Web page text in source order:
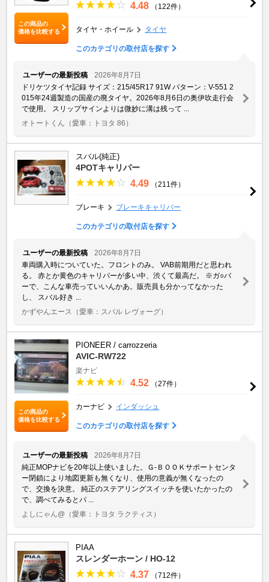
この商品の
価格を比較する
4.48 （122件）
タイヤ・ホイール タイヤ
このカテゴリの取付店を探す
ユーザーの最新投稿
2026年8月7日
ドリケツタイヤ記録 サイズ：215/45R17 91W パターン：V-551 2
015年24週製造の国産の廃タイヤ。2026年8月6日の奥伊吹走行会
で使用。 スリップサインよりは微妙に溝は残って ...
オトートくん （愛車：トヨタ 86）
スバル(純正)
4POTキャリパー
4.49 （211件）
ブレーキ ブレーキキャリパー
このカテゴリの取付店を探す
ユーザーの最新投稿
2026年8月7日
車両購入時についていた。フロントのみ。 VAB前期用だと思われ
る。 赤とか黄色のキャリパーが多い中、渋くて最高だ。 ※ガ○バ
ーで、こんな車売っていいんかあ。販売員も分かってなかった
し、 スバル好き ...
かずやんエース
（愛車：スバル レヴォーグ）
この商品の
価格を比較する
PIONEER / carrozzeria
AVIC-RW722
楽ナビ
4.52 （27件）
カーナビ インダッシュ
このカテゴリの取付店を探す
ユーザーの最新投稿
2026年8月7日
純正MOPナビを20年以上使いました。Ｇ-ＢＯＯＫサポートセンタ
ー閉鎖により地図更新も無くなり、使用の意義が無くなったの
で、交換を決意。 純正のステアリングスイッチを使いたかったの
で、調べてみるとパ ...
よしにゃん@ （愛車：トヨタ ラクティス）
PIAA
スレンダーホーン / HO-12
4.37
（712件）